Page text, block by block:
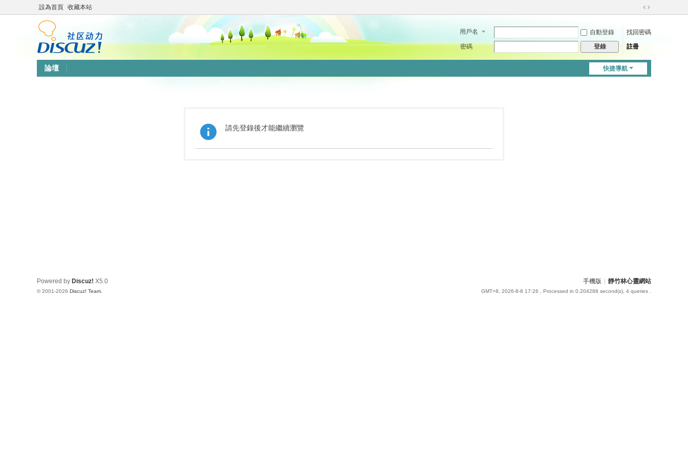
設為首頁 收藏本站
切
到
用戶名 自動登錄
找回密碼
密碼
登錄 註冊
快捷導航
論壇
請先登錄後才能繼續瀏覽
手機版 靜竹林心靈網站
GMT+8, 2026-8-8 17:26 , Processed in 0.204288 second(s), 4 queries .
Powered by Discuz! X5.0
© 2001-2026 Discuz! Team